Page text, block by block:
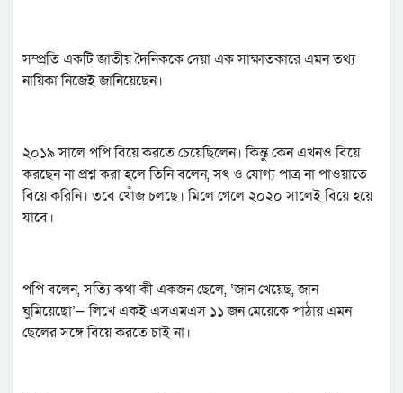
সম্প্রতি একটি জাতীয় দৈনিককে দেয়া এক সাক্ষাতকারে এমন তথ্য
নায়িকা নিজেই জানিয়েছেন।
২০১৯ সালে পপি বিয়ে করতে চেয়েছিলেন। কিন্তু কেন এখনও বিয়ে
করছেন না প্রশ্ন করা হলে তিনি বলেন, সৎ ও যোগ্য পাত্র না পাওয়াতে
বিয়ে করিনি। তবে খোঁজ চলছে। মিলে গেলে ২০২০ সালেই বিয়ে হয়ে
যাবে।
পপি বলেন, সত্যি কথা কী একজন ছেলে, ‘জান খেয়েছ, জান
ঘুমিয়েছো’— লিখে একই এসএমএস ১১ জন মেয়েকে পাঠায় এমন
ছেলের সঙ্গে বিয়ে করতে চাই না।